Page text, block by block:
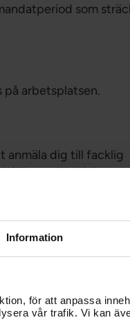
Information
för att anpassa
vår trafik. Vi kan
som
arbetsplatsen.
anmäla dig till facklig
och aktiviteter
lag (1974:358) om
hos din närmaste chef